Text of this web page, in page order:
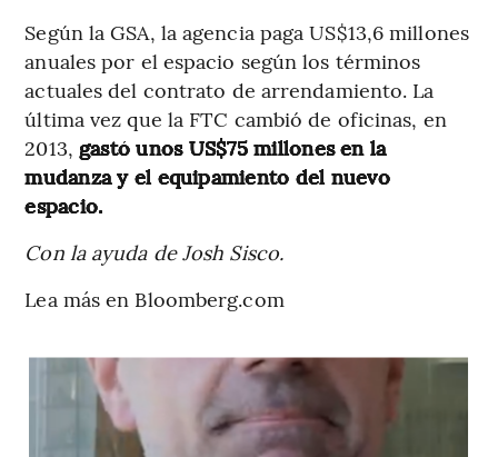
Según la GSA, la agencia paga US$13,6 millones
anuales por el espacio según los términos
actuales del contrato de arrendamiento. La
última vez que la FTC cambió de oficinas, en
2013, gastó unos US$75 millones en la
mudanza y el equipamiento del nuevo
espacio.
Con la ayuda de Josh Sisco.
Lea más en Bloomberg.com